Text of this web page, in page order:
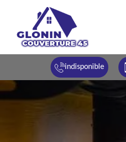
indisponible